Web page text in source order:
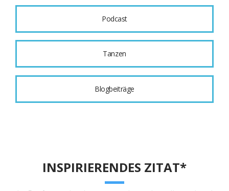
Podcast
Tanzen
Blogbeiträge
INSPIRIERENDES ZITAT*